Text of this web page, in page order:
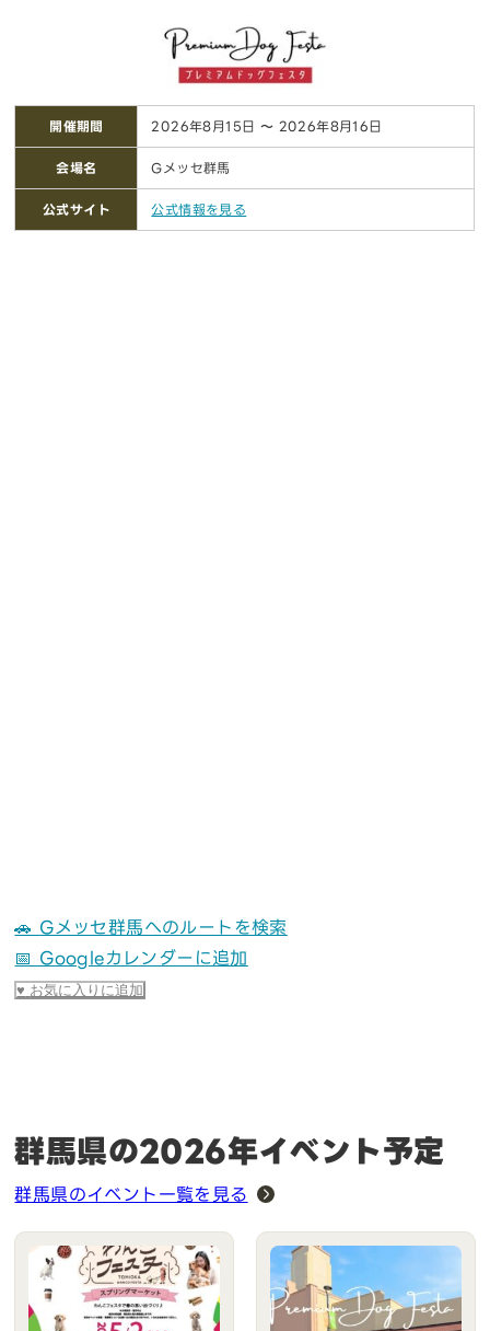
開催期間 2026年8月15日 〜 2026年8月16日
会場名 Gメッセ群馬
公式サイト 公式情報を見る
🚗 Gメッセ群馬へのルートを検索
📅 Googleカレンダーに追加
♥ お気に入りに追加
群馬県の2026年イベント予定
群馬県のイベント一覧を見る